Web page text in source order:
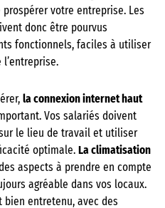
votre entreprise. Les
donc être pourvus
fonctionnels, faciles à utiliser
la connexion internet haut
Vos salariés doivent
le lieu de travail et utiliser
optimale. La climatisation
aspects à prendre en compte
agréable dans vos locaux.
bien entretenu, avec des